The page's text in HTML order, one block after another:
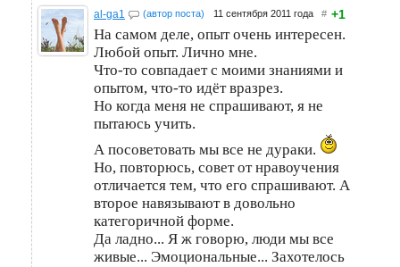
al-ga1 (автор поста) 11 сентября 2011 года # +1
На самом деле, опыт очень интересен.
Любой опыт. Лично мне.
Что-то совпадает с моими знаниями и
опытом, что-то идёт вразрез.
Но когда меня не спрашивают, я не
пытаюсь учить.
А посоветовать мы все не дураки.
Но, повторюсь, совет от нравоучения
отличается тем, что его спрашивают. А
второе навязывают в довольно
категоричной форме.
Да ладно... Я ж говорю, люди мы все
живые... Эмоциональные... Захотелось